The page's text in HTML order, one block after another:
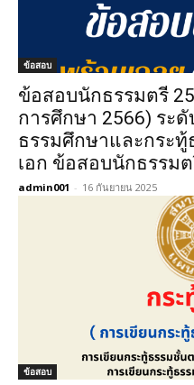
ข้อสอบ
ข้อสอบนักธรรมตรี
การศึกษา 2566) ระ
ธรรมศึกษาและกระ
เอก ข้อสอบนักธรรม
admin001 - 16 กันยายน 2025
ข้อสอบ